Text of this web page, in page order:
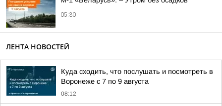
05:30
ЛЕНТА НОВОСТЕЙ
Куда сходить, что послушать и посмотреть в
Воронеже с 7 по 9 августа
08:12